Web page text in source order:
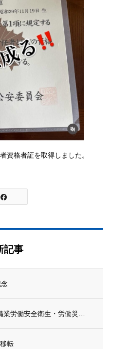
資格者証を取得しました。
記事
転